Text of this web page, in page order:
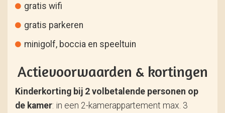
gratis wifi
gratis parkeren
minigolf, boccia en speeltuin
Actievoorwaarden & kortingen
Kinderkorting bij 2 volbetalende personen op
de kamer: in een 2-kamerappartement max. 3